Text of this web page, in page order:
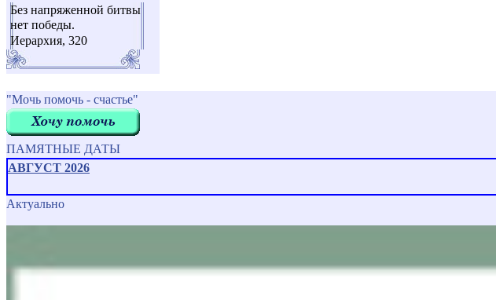
Без напряженной битвы
нет победы.
Иерархия, 320
"Мочь помочь - счастье"
ПАМЯТНЫЕ ДАТЫ
АВГУСТ 2026
Актуально